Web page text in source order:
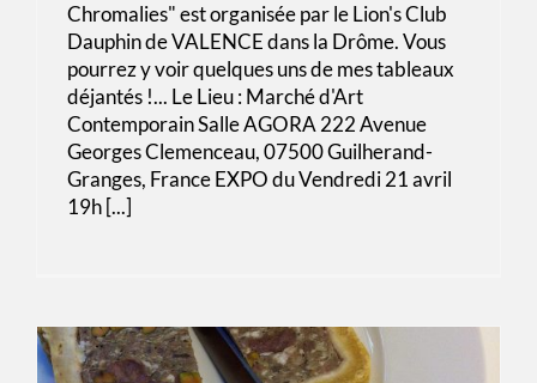
Chromalies" est organisée par le Lion's Club
Dauphin de VALENCE dans la Drôme. Vous
pourrez y voir quelques uns de mes tableaux
déjantés !... Le Lieu : Marché d'Art
Contemporain Salle AGORA 222 Avenue
Georges Clemenceau, 07500 Guilherand-
Granges, France EXPO du Vendredi 21 avril
19h [...]